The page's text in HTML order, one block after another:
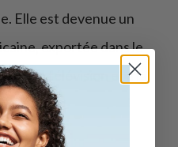
Elle est devenue un
exportée dans le
à la télévision et à la